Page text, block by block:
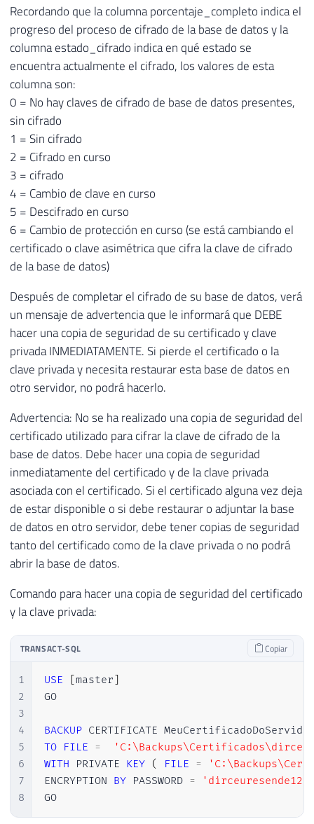
Recordando que la columna porcentaje_completo indica el
progreso del proceso de cifrado de la base de datos y la
columna estado_cifrado indica en qué estado se
encuentra actualmente el cifrado, los valores de esta
columna son:
0 = No hay claves de cifrado de base de datos presentes,
sin cifrado
1 = Sin cifrado
2 = Cifrado en curso
3 = cifrado
4 = Cambio de clave en curso
5 = Descifrado en curso
6 = Cambio de protección en curso (se está cambiando el
certificado o clave asimétrica que cifra la clave de cifrado
de la base de datos)
Después de completar el cifrado de su base de datos, verá
un mensaje de advertencia que le informará que DEBE
hacer una copia de seguridad de su certificado y clave
privada INMEDIATAMENTE. Si pierde el certificado o la
clave privada y necesita restaurar esta base de datos en
otro servidor, no podrá hacerlo.
Advertencia: No se ha realizado una copia de seguridad del
certificado utilizado para cifrar la clave de cifrado de la
base de datos. Debe hacer una copia de seguridad
inmediatamente del certificado y de la clave privada
asociada con el certificado. Si el certificado alguna vez deja
de estar disponible o si debe restaurar o adjuntar la base
de datos en otro servidor, debe tener copias de seguridad
tanto del certificado como de la clave privada o no podrá
abrir la base de datos.
Comando para hacer una copia de seguridad del certificado
y la clave privada:
TRANSACT-SQL Copiar
1
2
3
4
5
6
7
8
USE [master]
GO
BACKUP
TO
FILE =
WITH PRIVATE KEY ( FILE =
ENCRYPTION BY PASSWORD =
GO